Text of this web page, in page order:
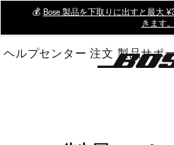
Main
💰 Bose 製品を下取りに出すと最大
きます。
ヘルプセンター 注文 製品サポ